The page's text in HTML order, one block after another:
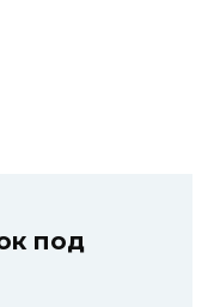
под